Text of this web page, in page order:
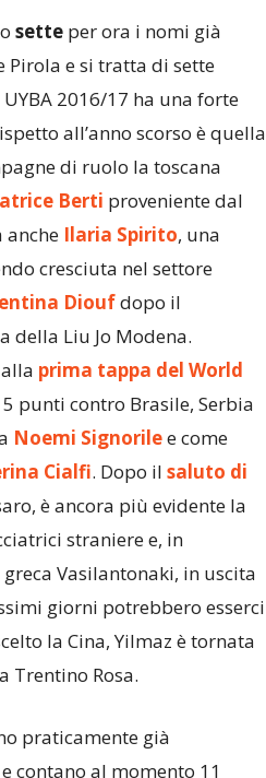
setteper ora i nomi già
e si tratta di sette
2016/17 ha una forte
all’anno scorso è quella
di ruolo la toscana
Berti proveniente dal
Ilaria Spirito, una
cresciuta nel settore
Dioufdopo il
della Liu Jo Modena.
prima tappa del World
punti contro Brasile, Serbia
Noemi Signorilee come
Cialfi. Dopo il saluto di
è ancora più evidente la
straniere e, in
Vasilantonaki, in uscita
giorni potrebbero esserci
la Cina, Yilmaz è tornata
Trentino Rosa.
praticamente già
contano al momento 11